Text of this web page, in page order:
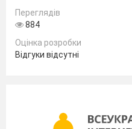
(Дені
Переглядів
884
Оцінка розробки
Відгуки відсутні